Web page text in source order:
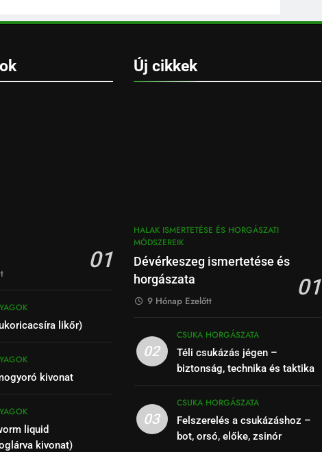
01
likőr)
kivonat
liquid
kivonat)
Új cikkek
HALAK ISMERTETÉSE ÉS HORGÁSZATI
MÓDSZEREIK
Dévérkeszeg ismertetése és
horgászata
01
9 Hónap Ezelőtt
02
CSUKA HORGÁSZATA
Téli csukázás jégen –
biztonság, technika és taktika
03
CSUKA HORGÁSZATA
Felszerelés a csukázáshoz –
bot, orsó, előke, zsinór